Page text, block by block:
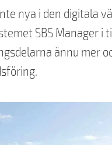
nya i den digitala
SBS Manager i
ännu mer